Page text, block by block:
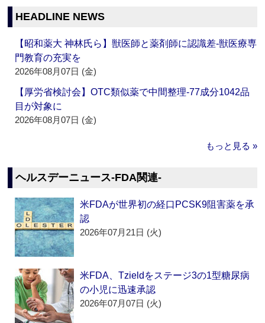
HEADLINE NEWS
【昭和薬大 神林氏ら】獣医師と薬剤師に認識差‐獣医療専
門教育の充実を
2026年08月07日 (金)
【厚労省検討会】OTC類似薬で中間整理‐77成分1042品
目が対象に
2026年08月07日 (金)
もっと見る »
ヘルスデーニュース‐FDA関連‐
米FDAが世界初の経口PCSK9阻害薬を承
認
2026年07月21日 (火)
米FDA、Tzieldをステージ3の1型糖尿病
の小児に迅速承認
2026年07月07日 (火)